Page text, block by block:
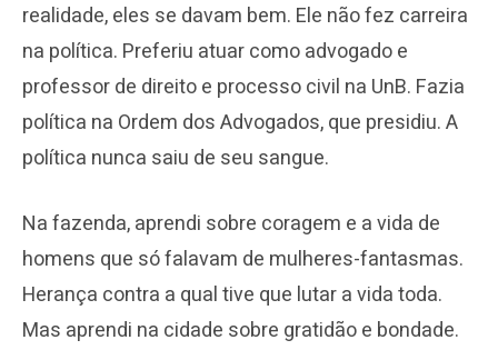
realidade, eles se davam bem. Ele não fez carreira
na política. Preferiu atuar como advogado e
professor de direito e processo civil na UnB. Fazia
política na Ordem dos Advogados, que presidiu. A
política nunca saiu de seu sangue.
Na fazenda, aprendi sobre coragem e a vida de
homens que só falavam de mulheres-fantasmas.
Herança contra a qual tive que lutar a vida toda.
Mas aprendi na cidade sobre gratidão e bondade.